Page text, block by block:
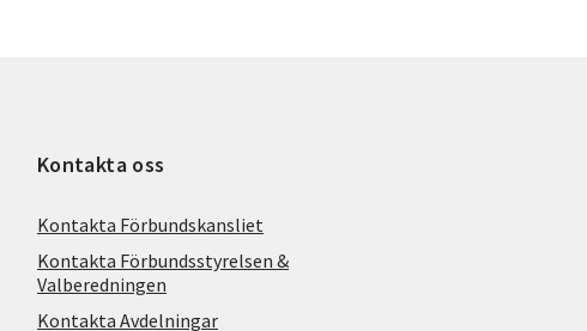
Kontakta oss
Kontakta Förbundskansliet
Kontakta Förbundsstyrelsen &
Valberedningen
Kontakta Avdelningar